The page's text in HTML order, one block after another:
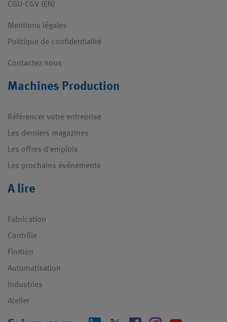
CGU-CGV (EN)
Mentions légales
Politique de confidentialité
Contactez nous
Machines Production
Référencer votre entreprise
Les derniers magazines
Les offres d'emplois
Les prochains événements
A lire
Fabrication
Contrôle
Finition
Automatisation
Industries
Atelier